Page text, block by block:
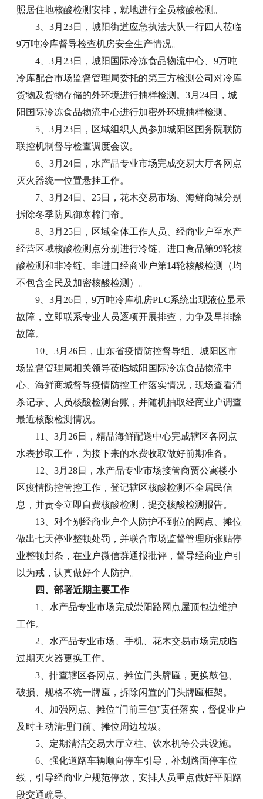
照居住地核酸检测安排，就地进行全员核酸检测。
3、3月23日，城阳街道应急执法大队一行四人莅临
9万吨冷库督导检查机房安全生产情况。
4、3月23日，城阳国际冷冻食品物流中心、9万吨
冷库配合市场监督管理局委托的第三方检测公司对冷库
货物及货物存储的外环境进行抽样检测。3月24日，城
阳国际冷冻食品物流中心进行加密外环境抽样检测。
5、3月23日，区域组织人员参加城阳区国务院联防
联控机制督导检查调度会议。
6、3月24日，水产品专业市场完成交易大厅各网点
灭火器统一位置悬挂工作。
7、3月24日、25日，花木交易市场、海鲜商城分别
拆除冬季防风御寒棉门帘。
8、3月25日，区域全体工作人员、经商业户至水产
经营区域核酸检测点分别进行冷链、进口食品第99轮核
酸检测和非冷链、非进口经商业户第14轮核酸检测（均
不包含全民及加密核酸检测）。
9、3月26日，9万吨冷库机房PLC系统出现液位显示
故障，立即联系专业人员逐项开展排查，力争及早排除
故障。
10、3月26日，山东省疫情防控督导组、城阳区市
场监督管理局相关领导莅临城阳国际冷冻食品物流中
心、海鲜商城督导疫情防控工作落实情况，现场查看消
杀记录、人员核酸检测台账，并随机抽取经商业户调查
最近核酸检测情况。
11、3月26日，精品海鲜配送中心完成辖区各网点
水表抄取工作，为接下来的水费收取做好前期准备。
12、3月28日，水产品专业市场接管商贾公寓楼小
区疫情防控管控工作，登记辖区核酸检测不全居民信
息，并责令立即自费核酸检测，提交核酸检测报告。
13、对个别经商业户个人防护不到位的网点、摊位
做出七天停业整顿处罚，并联合市场监督管理所张贴停
业整顿封条，在业户微信群通报批评，督导经商业户引
以为戒，认真做好个人防护。
四、部署近期主要工作
1、水产品专业市场完成崇阳路网点屋顶包边维护
工作。
2、水产品专业市场、手机、花木交易市场完成临
过期灭火器更换工作。
3、排查辖区各网点、摊位门头牌匾，更换鼓包、
破损、规格不统一牌匾，拆除闲置的门头牌匾框架。
4、加强网点、摊位“门前三包”责任落实，督促业户
及时主动清理门前、摊位周边垃圾。
5、定期清洁交易大厅立柱、饮水机等公共设施。
6、强化道路车辆顺向停车引导，补划路面停车位
线，引导经商业户规范停放，安排人员重点做好平阳路
段交通疏导。